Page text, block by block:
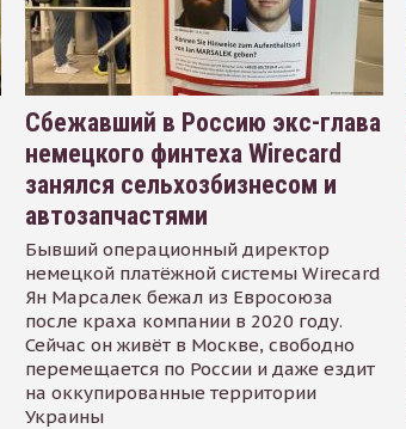
Сбежавший в Россию экс-глава
немецкого финтеха Wirecard
занялся сельхозбизнесом и
автозапчастями
Бывший операционный директор
немецкой платёжной системы Wirecard
Ян Марсалек бежал из Евросоюза
после краха компании в 2020 году.
Сейчас он живёт в Москве, свободно
перемещается по России и даже ездит
на оккупированные территории
Украины